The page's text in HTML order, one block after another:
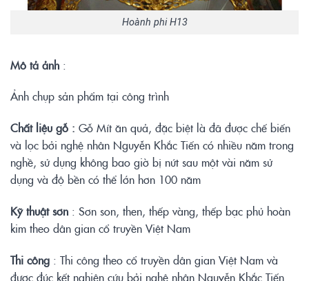
Hoành phi H13
Mô tả ảnh :
Ảnh chụp sản phẩm tại công trình
Chất liệu gỗ : Gỗ Mít ăn quả, đặc biệt là đã được chế biến
và lọc bởi nghệ nhân Nguyễn Khắc Tiến có nhiều năm trong
nghề, sử dụng không bao giờ bị nứt sau một vài năm sử
dụng và độ bền có thể lớn hơn 100 năm
Kỹ thuật sơn : Sơn son, then, thếp vàng, thếp bạc phủ hoàn
kim theo dân gian cổ truyền Việt Nam
Thi công : Thi công theo cổ truyền dân gian Việt Nam và
được đúc kết nghiên cứu bởi nghệ nhân Nguyễn Khắc Tiến